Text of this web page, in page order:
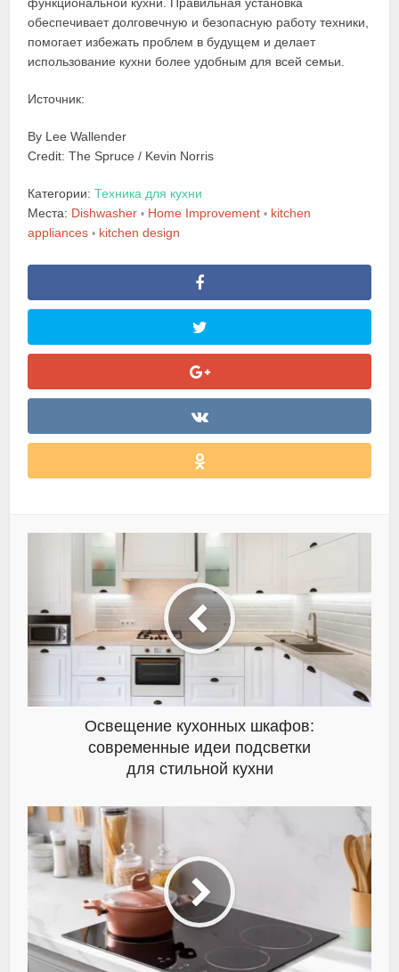
обеспечивает долговечную и безопасную работу техники,
помогает избежать проблем в будущем и делает
использование кухни более удобным для всей семьи.
Источник:
By Lee Wallender
Credit: The Spruce / Kevin Norris
Категории:Техника для кухни
Места: Dishwasher • Home Improvement • kitchen
appliances • kitchen design
Освещение кухонных шкафов:
современные идеи подсветки
для стильной кухни